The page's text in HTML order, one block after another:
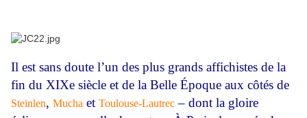
Il est sans doute l’un des plus grands affichistes de la
fin du XIXe siècle et de la Belle Époque aux côtés de
Steinlen, Mucha et Toulouse-Lautrec – dont la gloire